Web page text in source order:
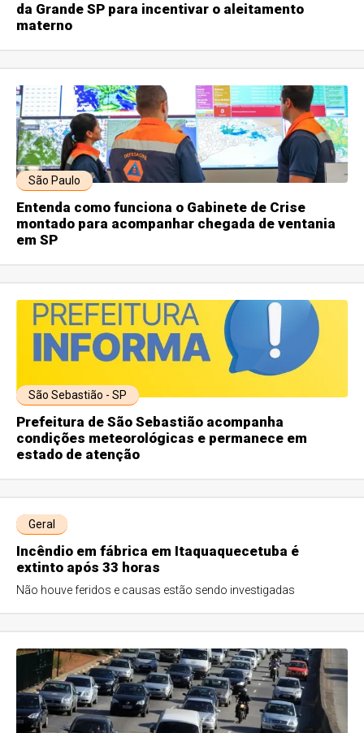
da Grande SP para incentivar o aleitamento
materno
São Paulo
Entenda como funciona o Gabinete de Crise
montado para acompanhar chegada de ventania
em SP
São Sebastião - SP
Prefeitura de São Sebastião acompanha
condições meteorológicas e permanece em
estado de atenção
Geral
Incêndio em fábrica em Itaquaquecetuba é
extinto após 33 horas
Não houve feridos e causas estão sendo investigadas